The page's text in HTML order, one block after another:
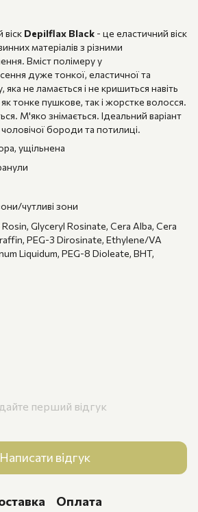
Depilflax Black - це еластичний віск
матеріалів з різними
Вміст полімеру у
дуже тонкої, еластичної та
яка не ламається і не кришиться навіть
тонке пушкове, так і жорстке волосся.
М'яко знімається. Ідеальний варіант
чоловічої бороди та потилиці.
ущільнена
чутливі зони
Glyceryl Rosinate, Cera Alba, Cera
PEG-3 Dirosinate, Ethylene/VA
Liquidum, PEG-8 Dioleate, BHT,
перший відгук
Написати відгук
Оплата